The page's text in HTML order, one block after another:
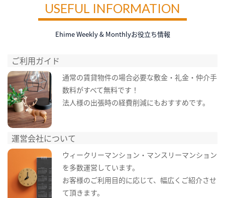
USEFUL INFORMATION
Ehime Weekly & Monthlyお役立ち情報
ご利用ガイド
通常の賃貸物件の場合必要な敷金・礼金・仲介手
数料がすべて無料です！
法人様の出張時の経費削減にもおすすめです。
運営会社について
ウィークリーマンション・マンスリーマンション
を多数運営しています。
お客様のご利用目的に応じて、幅広くご紹介させ
て頂きます。